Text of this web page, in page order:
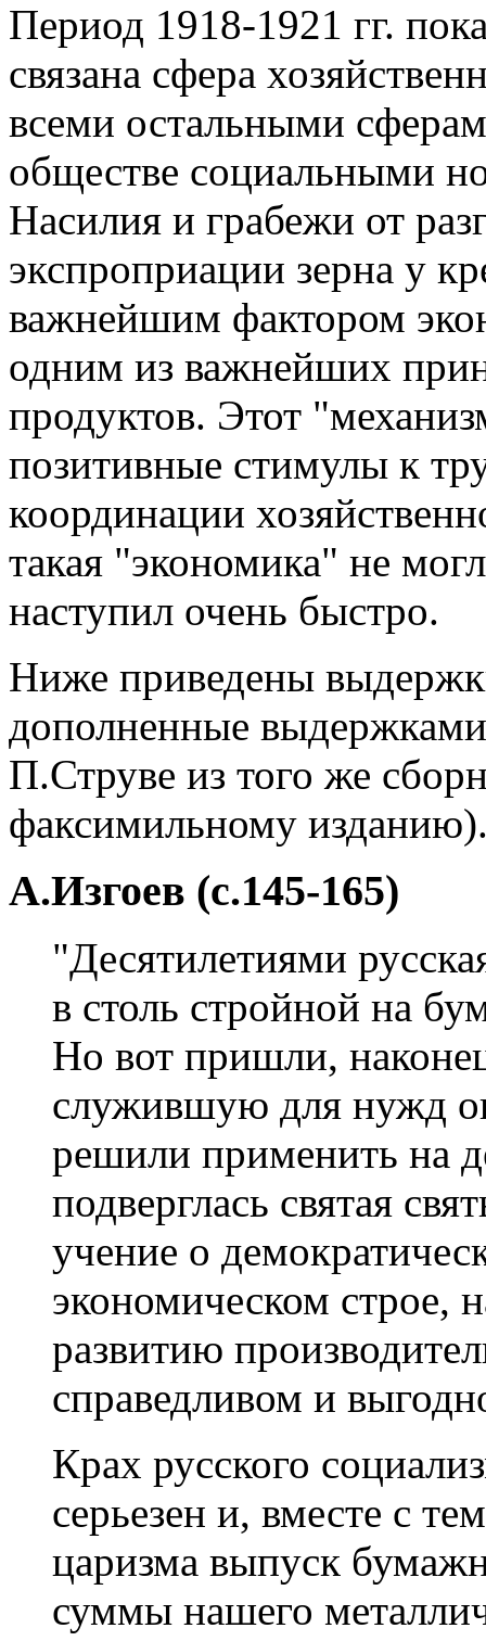
Период 1918-1921 гг.
связана сфера
всеми остальными
обществе социальными
Насилия и грабежи от
экспроприации зерна у
важнейшим фактором
одним из важнейших
продуктов. Этот
позитивные стимулы к
координации
такая "экономика" не
наступил очень быстро.
Ниже приведены
дополненные
П.Струве из того же
факсимильному
А.Изгоев (с.145-165)
"Десятилетиями
в столь стройной на
Но вот пришли,
служившую для нужд
решили применить на
подверглась святая
учение о
экономическом строе,
развитию
справедливом и
Крах русского
серьезен и, вместе с
царизма выпуск
суммы нашего